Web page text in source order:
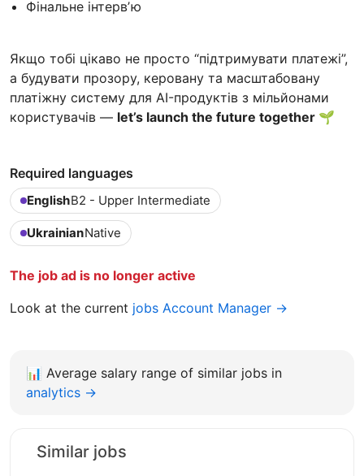
Фінальне інтервʼю
Якщо тобі цікаво не просто “підтримувати платежі”,
а будувати прозору, керовану та масштабовану
платіжну систему для AI-продуктів з мільйонами
користувачів — let’s launch the future together 🌱
Required languages
EnglishB2 - Upper Intermediate
UkrainianNative
The job ad is no longer active
Look at the current jobs Account Manager →
📊 Average salary range of similar jobs in
analytics →
Similar jobs